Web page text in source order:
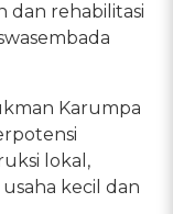
rehabilitasi
Karumpa
lokal,
kecil dan